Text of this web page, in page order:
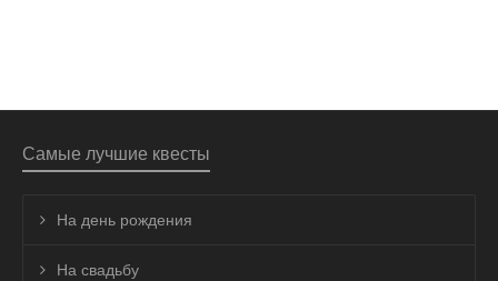
Самые лучшие квесты
На день рождения
На свадьбу